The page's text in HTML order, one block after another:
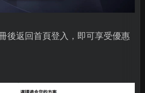
後返回首頁登入，即可享受優惠